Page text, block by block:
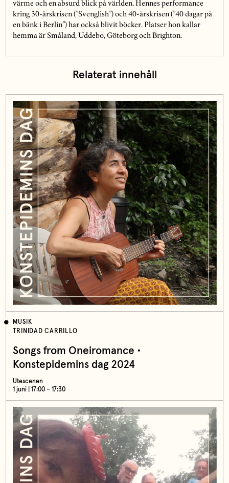
värme och en absurd blick på världen. Hennes performance
kring 30-årskrisen (”Svenglish”) och 40-årskrisen (”40 dagar på
en bänk i Berlin”) har också blivit böcker. Platser hon kallar
hemma är Småland, Uddebo, Göteborg och Brighton.
Relaterat innehåll
MUSIK
TRINIDAD CARRILLO
Songs from Oneiromance •
Konstepidemins dag 2024
Utescenen
1 juni | 17:00 – 17:30